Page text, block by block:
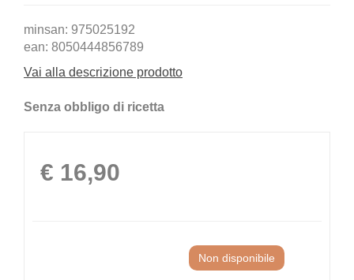
minsan: 975025192
ean: 8050444856789
Vai alla descrizione prodotto
Senza obbligo di ricetta
Prezzo
€ 16,90
Non disponibile